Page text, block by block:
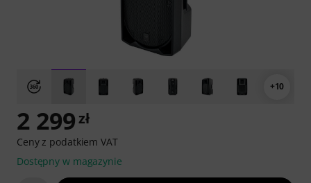
+10
2 299zł
Ceny z podatkiem VAT
Dostępny w magazynie